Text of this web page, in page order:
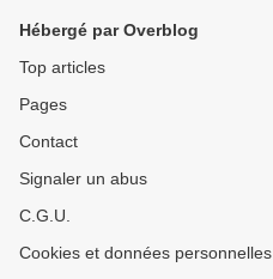
Hébergé par Overblog
Top articles
Pages
Contact
Signaler un abus
C.G.U.
Cookies et données personnelles